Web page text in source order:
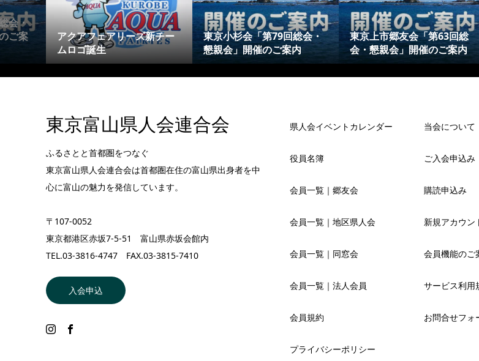
会・
ご案
アクアフェアリーズ新チー
ムロゴ誕生
東京小杉会「第79回総会・
懇親会」開催のご案内
東京上市郷友会「第63回総
会・懇親会」開催のご案内
東京富山県人会連合会
ふるさとと首都圏をつなぐ
東京富山県人会連合会は首都圏在住の富山県出身者を中
心に富山の魅力を発信しています。
〒107-0052
東京都港区赤坂7-5-51 富山県赤坂会館内
TEL.03-3816-4747 FAX.03-3815-7410
入会申込
県人会イベントカレンダー
役員名簿
会員一覧｜郷友会
会員一覧｜地区県人会
会員一覧｜同窓会
会員一覧｜法人会員
会員規約
プライバシーポリシー
当会について
ご入会申込み
購読申込み
新規アカウン
会員機能のご
サービス利用
お問合せフォ